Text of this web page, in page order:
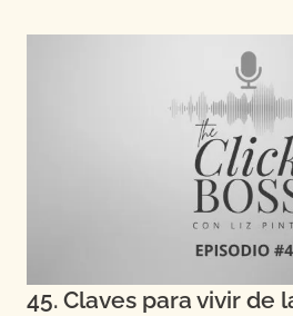
45. Claves para vivir de